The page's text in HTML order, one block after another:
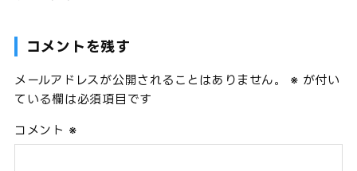
コメントを残す
メールアドレスが公開されることはありません。 ※ が付い
ている欄は必須項目です
コメント ※